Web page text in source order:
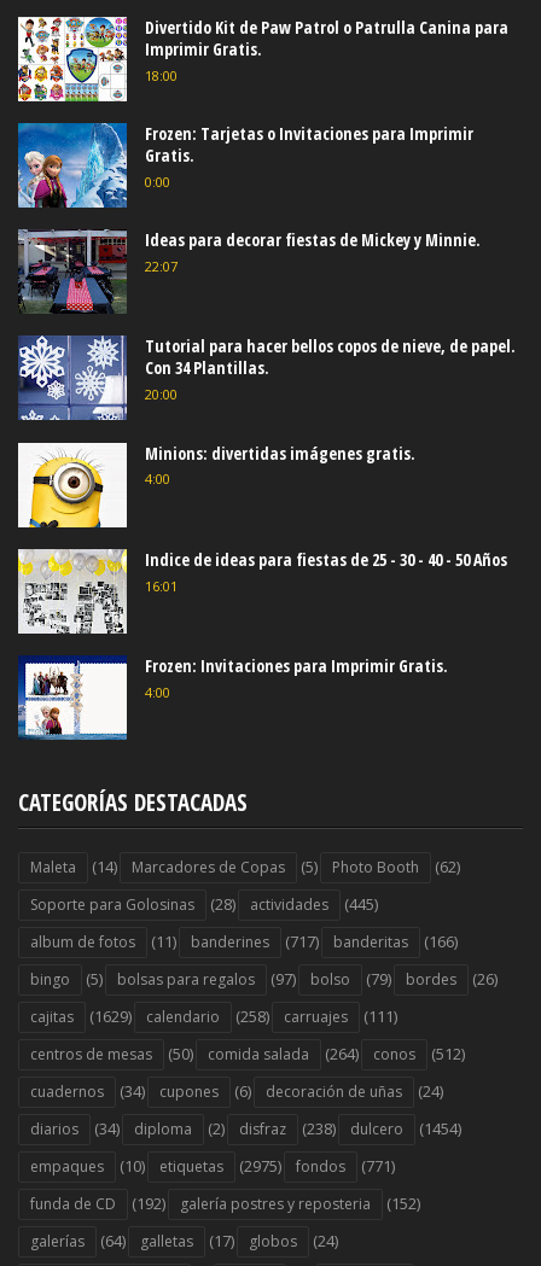
Divertido Kit de Paw Patrol o Patrulla Canina para
Imprimir Gratis.
18:00
Frozen: Tarjetas o Invitaciones para Imprimir
Gratis.
0:00
Ideas para decorar fiestas de Mickey y Minnie.
22:07
Tutorial para hacer bellos copos de nieve, de papel.
Con 34 Plantillas.
20:00
Minions: divertidas imágenes gratis.
4:00
Indice de ideas para fiestas de 25 - 30 - 40 - 50 Años
16:01
Frozen: Invitaciones para Imprimir Gratis.
4:00
CATEGORÍAS DESTACADAS
Maleta (14) Marcadores de Copas (5) Photo Booth (62)
Soporte para Golosinas (28) actividades (445)
album de fotos (11) banderines (717) banderitas (166)
bingo (5) bolsas para regalos (97) bolso (79) bordes (26)
cajitas (1629) calendario (258) carruajes (111)
centros de mesas (50) comida salada (264) conos (512)
cuadernos (34) cupones (6) decoración de uñas (24)
diarios (34) diploma (2) disfraz (238) dulcero (1454)
empaques (10) etiquetas (2975) fondos (771)
funda de CD (192) galería postres y reposteria (152)
galerías (64) galletas (17) globos (24)